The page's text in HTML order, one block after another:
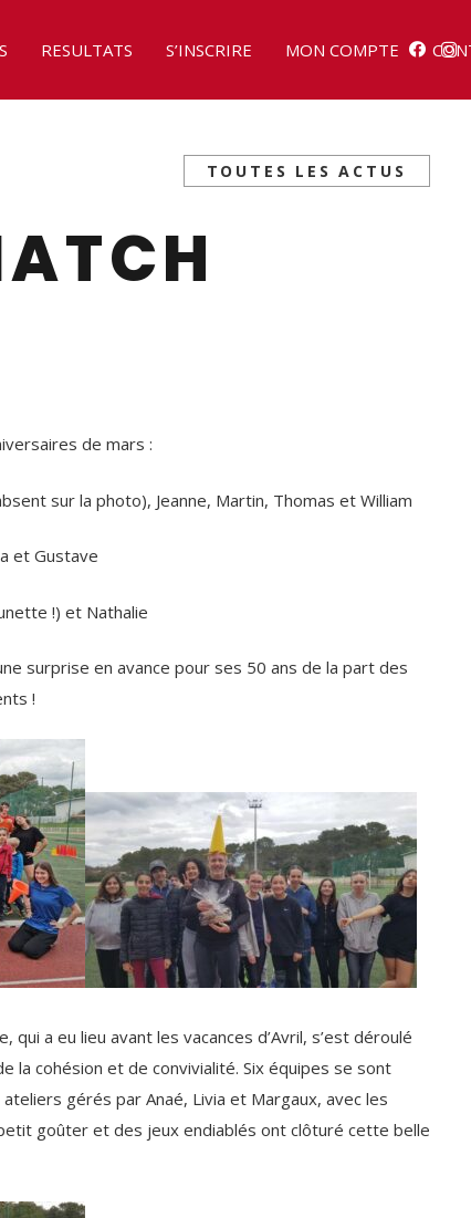
RESULTATS S’INSCRIRE MON COMPTE
TOUTES LES ACTUS
de mars :
sur la photo), Jeanne, Martin, Thomas et William
et Gustave
!) et Nathalie
surprise en avance pour ses 50 ans de la part des
!
qui a eu lieu avant les vacances d’Avril, s’est déroulé
la cohésion et de convivialité. Six équipes se sont
gérés par Anaé, Livia et Margaux, avec les
goûter et des jeux endiablés ont clôturé cette belle